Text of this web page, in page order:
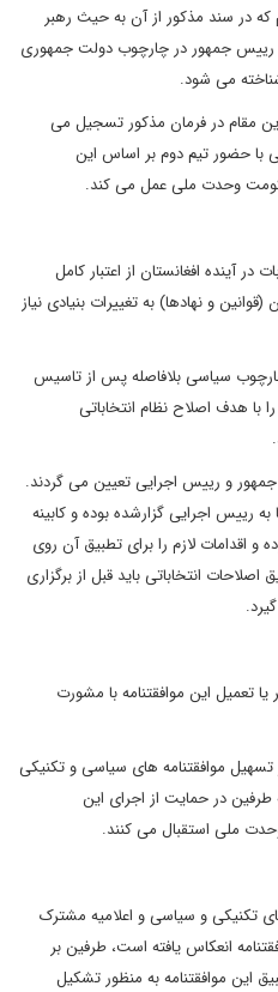
در سند مذکور از آن به حیث رهبر
رییس جمهور در چارچوب دولت جمهوری
می شود.
مقام در فرمان مذکور تسجیل می
حضور تیم دوم بر اساس این
وحدت ملی عمل می کند.
در آینده افغانستان از اعتبار کامل
و نهادها) به تغییرات بنیادی نیاز
جمهور با در نظر گرفتن ماده 1 چارچوب سیاسی بلافاصله پس از تاسیس
هدف اصلاح نظام انتخاباتی
و رییس اجرایی تعیین می گردند.
رییس اجرایی گزارشده بوده و کابینه
و اقدامات لازم را برای تطبیق آن روی
انتخاباتی باید قبل از برگزاری
یا تعمیل این موافقتنامه با مشورت
تسهیل موافقتنامه های سیاسی و تکنیکی
طرفین در حمایت از اجرای این
ملی استقبال می کنند.
تکنیکی و سیاسی و اعلامیه مشترک
انعکاس یافته است، طرفین بر
این موافقتنامه به منظور تشکیل